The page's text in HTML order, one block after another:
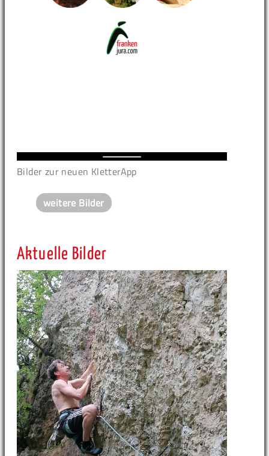
Bilder zur neuen KletterApp
weitere Bilder
Aktuelle Bilder